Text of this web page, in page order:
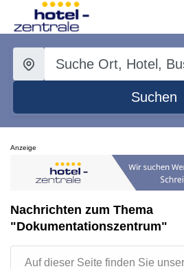
Suchen
Anzeige
Nachrichten zum Thema
"Dokumentationszentrum"
Auf dieser Seite finden Sie